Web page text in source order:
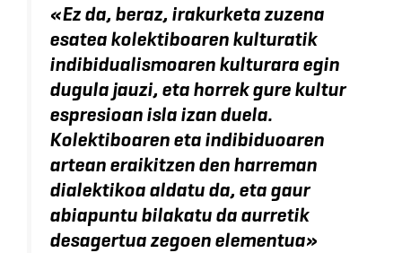
«Ez da, beraz, irakurketa zuzena
esatea kolektiboaren kulturatik
indibidualismoaren kulturara egin
dugula jauzi, eta horrek gure kultur
espresioan isla izan duela.
Kolektiboaren eta indibiduoaren
artean eraikitzen den harreman
dialektikoa aldatu da, eta gaur
abiapuntu bilakatu da aurretik
desagertua zegoen elementua»